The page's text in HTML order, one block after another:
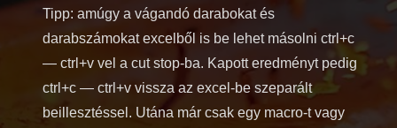
Tipp: amúgy a vágandó darabokat és
darabszámokat excelből is be lehet másolni ctrl+c
— ctrl+v vel a cut stop-ba. Kapott eredményt pedig
ctrl+c — ctrl+v vissza az excel-be szeparált
beillesztéssel. Utána már csak egy macro-t vagy